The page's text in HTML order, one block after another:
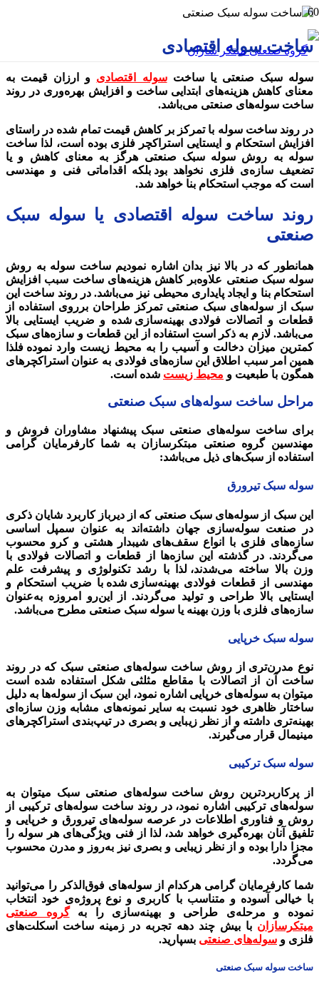
ساخت سوله اقتصادی
سوله سبک صنعتی یا ساختسوله اقتصادی و ارزان قیمت به
معنای کاهش هزینه‌های ابتدایی ساخت و افزایش بهره‌وری در روند
ساخت سوله‌های صنعتی می‌باشد.
در روند ساخت سوله با تمرکز بر کاهش قیمت تمام شده در راستای
افزایش استحکام و ایستایی استراکچر فلزی بوده است، لذا ساخت
سوله به روش سوله سبک صنعتی هرگز به معنای کاهش و یا
تضعیف سازه‌ی فلزی نخواهد بود بلکه اقداماتی فنی و مهندسی
است که موجب استحکام بنا خواهد شد.
روند ساخت سوله اقتصادی یا سوله سبک
صنعتی
همانطور که در بالا نیز بدان اشاره نمودیم ساخت سوله به روش
سوله سبک صنعتی علاوه‌بر کاهش هزینه‌های ساخت سبب افزایش
استحکام بنا و ایجاد پایداری محیطی نیز می‌باشد. در روند ساخت این
سبک از سوله‌های سبک صنعتی تمرکز طراحان برروی استفاده از
قطعات و اتصالات فولادی بهینه‌‌سازی .شده و ضریب ایستایی بالا
می‌باشد. لازم به ذکر است استفاده از این قطعات و سازه‌های سبک
کمترین میزان دخالت و آسیب را به محیط زیست وارد نموده فلذا
همین امر سبب اطلاق این سازه‌های فولادی به عنوان استراکچرهای
همگون با طبعیت و محیط زیست شده است.
مراحل ساخت سوله‌های سبک صنعتی
برای ساخت سوله‌های صنعتی سبک پیشنهاد مشاوران فروش و
مهندسین گروه صنعتی مبتکرسازان به شما کارفرمایان گرامی
استفاده از سبک‌های ذیل می‌باشد:
سوله سبک تیرورق
این سبک از سوله‌های سبک صنعتی که از دیرباز کاربرد شایان ذکری
در صنعت سوله‌سازی جهان داشته‌اند به عنوان سمپل اساسی
سازه‌های فلزی با انواع سقف‌های شیبدار هشتی و کرو محسوب
می‌گردند. در گذشته این سازه‌ها از قطعات و اتصالات فولادی با
وزن بالا ساخته می‌شدند، لذا با رشد تکنولوژی و پیشرفت علم
مهندسی از قطعات فولادی بهینه‌سازی شده با ضریب استحکام و
ایستایی بالا طراحی و تولید می‌گردند. از این‌رو امروزه به‌عنوان
سازه‌های فلزی با وزن بهینه یا سوله سبک صنعتی مطرح می‌باشد.
سوله سبک خرپایی
نوع مدرن‌تری از روش ساخت سوله‌های صنعتی سبک که در روند
ساخت آن از اتصالات با مقاطع مثلثی شکل استفاده شده است
میتوان به سوله‌های خرپایی اشاره نمود، این سبک از سوله‌ها به دلیل
ساختار ظاهری خود نسبت به سایر نمونه‌های مشابه وزن سازه‌ای
بهینه‌تری داشته و از نظر زیبایی و بصری در تیپ‌بندی استراکچرهای
مینیمال قرار می‌گیرند.
سوله سبک ترکیبی
از پرکاربردترین روش ساخت سوله‌های صنعتی سبک میتوان به
سوله‌های ترکیبی اشاره نمود، در روند ساخت سوله‌های ترکیبی از
روش و فناوری اطلاعات در عرصه سوله‌های تیرورق و خرپایی و
تلفیق آنان بهره‌گیری خواهد شد، لذا از فنی ویژگی‌های هر سوله را
مجزا دارا بوده و از نظر زیبایی و بصری نیز به‌روز و مدرن محسوب
می‌گردد.
شما کارفرمایان گرامی هرکدام از سوله‌های فوق‌الذکر را می‌توانید
با خیالی آسوده و متناسب با کاربری و نوع پروژه‌ی خود انتخاب
نموده و مرحله‌ی طراحی و بهینه‌سازی را بهگروه صنعتی
میتکرسازان با بیش چند دهه‌ تجربه‌ در زمینه ساخت اسکلت‌های
فلزی و سوله‌های صنعتی بسپارید.
ساخت سوله سبک صنعتی